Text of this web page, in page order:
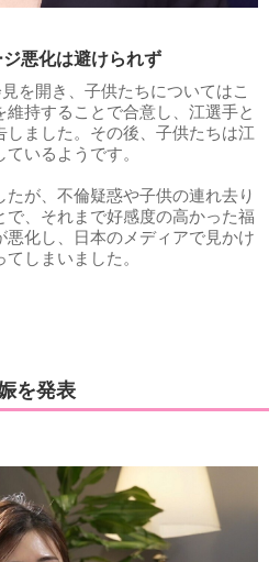
悪化は避けられず
を開き、子供たちについてはこ
持することで合意し、江選手と
ました。その後、子供たちは江
いるようです。
が、不倫疑惑や子供の連れ去り
で、それまで好感度の高かった福
悪化し、日本のメディアで見かけ
しまいました。
を発表